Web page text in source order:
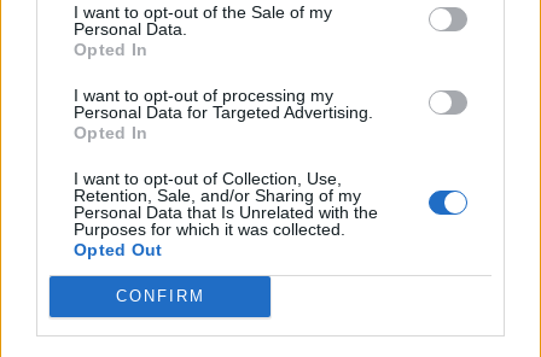
I want to opt-out of the Sale of my
Personal Data.
Opted In
I want to opt-out of processing my
Personal Data for Targeted Advertising.
Opted In
I want to opt-out of Collection, Use,
Retention, Sale, and/or Sharing of my
Personal Data that Is Unrelated with the
Purposes for which it was collected.
Opted Out
CONFIRM
Elyna Robbs: Adéle és az örökölt árnyak
A világ legismertebb ruhái